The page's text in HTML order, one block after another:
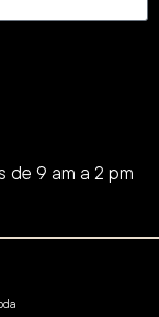
de 9 am a 2 pm